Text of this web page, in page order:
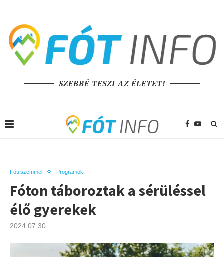
SZEBBÉ TESZI AZ ÉLETET!
Fóti szemmel Programok
Fóton táboroztak a sérüléssel
élő gyerekek
2024.07.30.